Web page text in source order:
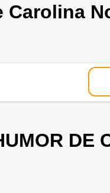
Carolina
DE